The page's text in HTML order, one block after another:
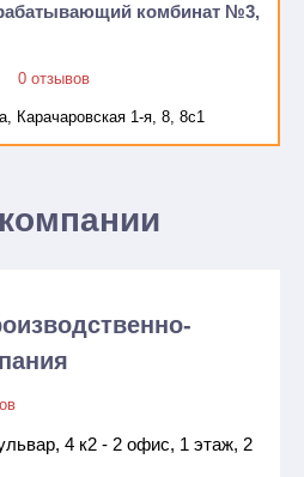
комбинат №3,
0 отзывов
Карачаровская 1-я, 8, 8с1
4 к2 - 2 офис, 1 этаж, 2